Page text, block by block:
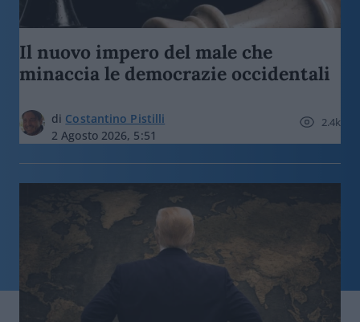
Il nuovo impero del male che
minaccia le democrazie occidentali
di Costantino Pistilli
2 Agosto 2026, 5:51
2.4k